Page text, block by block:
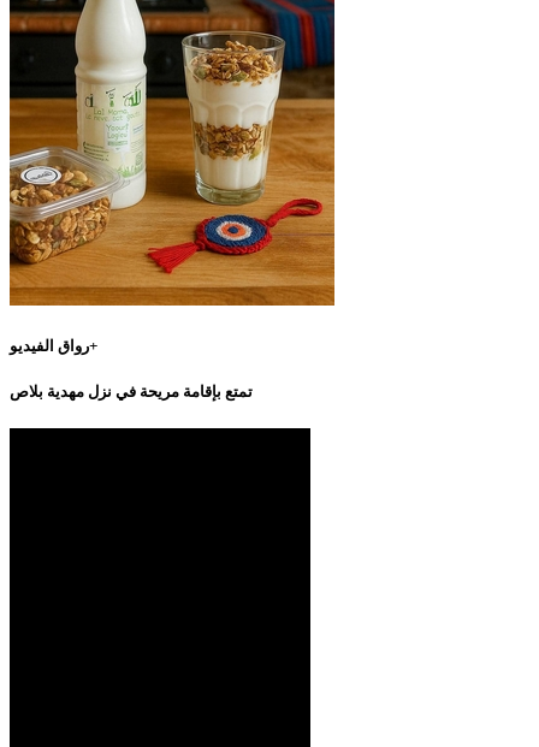
رواق الفيديو+
تمتع بإقامة مريحة في نزل مهدية بلاص